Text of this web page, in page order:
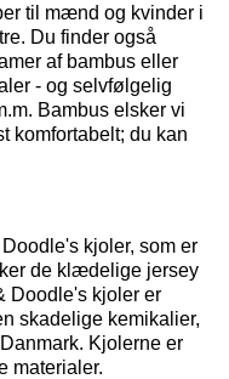
til mænd og kvinder i
Du finder også
af bambus eller
- og selvfølgelig
Bambus elsker vi
komfortabelt; du kan
Doodle's kjoler, som er
de klædelige jersey
Doodle's kjoler er
skadelige kemikalier,
Kjolerne er
materialer.